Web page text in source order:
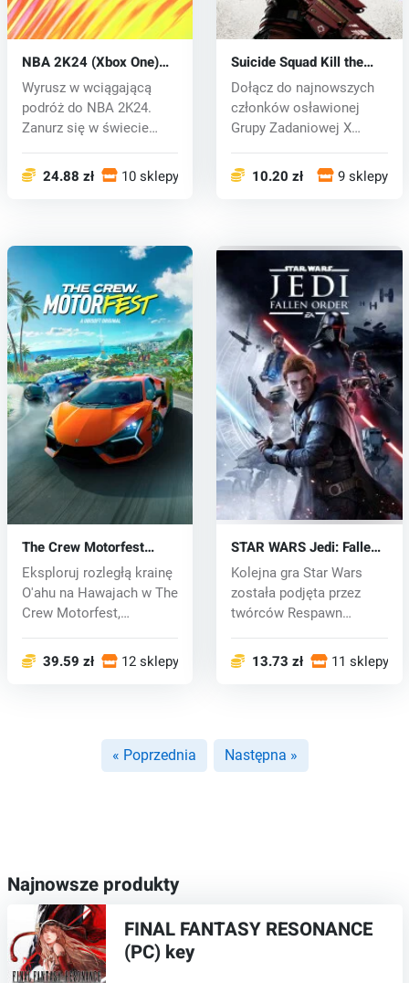
NBA 2K24 (Xbox One)
key
Wyrusz w wciągającą
podróż do NBA 2K24.
Zanurz się w świecie
24.88 zł 10 sklepy
Suicide Squad Kill the
Justice League (Xbox
One) key
Dołącz do najnowszych
członków osławionej
Grupy Zadaniowej X
10.20 zł 9 sklepy
The Crew Motorfest
(Xbox One) key
Eksploruj rozległą krainę
O'ahu na Hawajach w The
Crew Motorfest,
39.59 zł 12 sklepy
STAR WARS Jedi: Fallen
Order (Xbox) key
Kolejna gra Star Wars
została podjęta przez
twórców Respawn
13.73 zł 11 sklepy
« Poprzednia Następna »
Najnowsze produkty
FINAL FANTASY RESONANCE
(PC) key